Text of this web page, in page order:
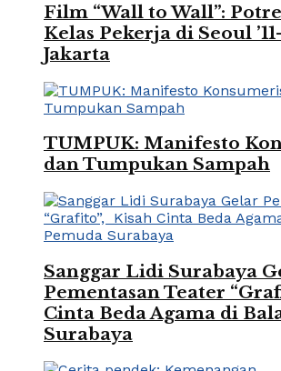
Film “Wall to Wall”:
Kelas Pekerja di Seoul
Jakarta
TUMPUK: Manifesto
dan Tumpukan Sampah
Sanggar Lidi Surabaya
Pementasan Teater
Cinta Beda Agama di
Surabaya